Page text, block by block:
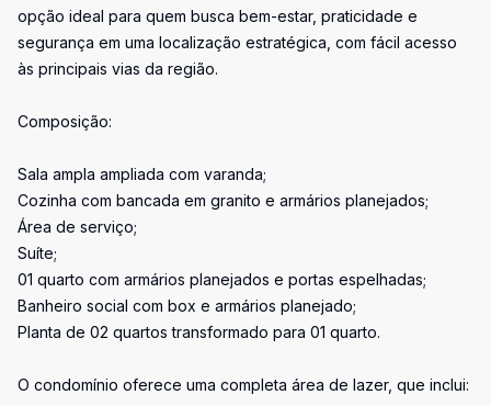
opção ideal para quem busca bem-estar, praticidade e
segurança em uma localização estratégica, com fácil acesso
às principais vias da região.
Composição:
Sala ampla ampliada com varanda;
Cozinha com bancada em granito e armários planejados;
Área de serviço;
Suíte;
01 quarto com armários planejados e portas espelhadas;
Banheiro social com box e armários planejado;
Planta de 02 quartos transformado para 01 quarto.
O condomínio oferece uma completa área de lazer, que inclui: